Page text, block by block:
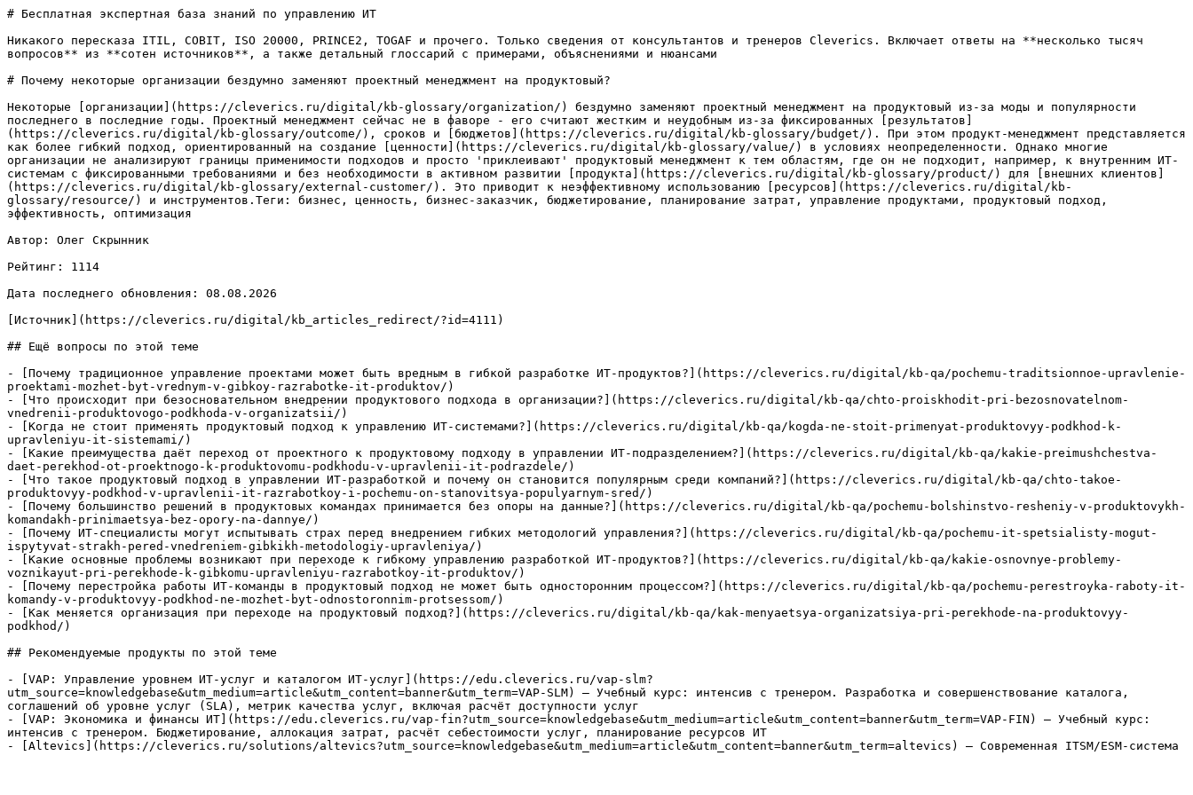
# Бесплатная экспертная база знаний по управлению ИТ
Никакого пересказа ITIL, COBIT, ISO 20000, PRINCE2, TOGAF и прочего. Только сведения от консультантов и тренеров Cleverics. Включает ответы на **несколько тысяч
вопросов** из **сотен источников**, а также детальный глоссарий с примерами, объяснениями и нюансами
# Почему некоторые организации бездумно заменяют проектный менеджмент на продуктовый?
Некоторые [организации](https://cleverics.ru/digital/kb-glossary/organization/) бездумно заменяют проектный менеджмент на продуктовый из-за моды и популярности
последнего в последние годы. Проектный менеджмент сейчас не в фаворе - его считают жестким и неудобным из-за фиксированных [результатов]
(https://cleverics.ru/digital/kb-glossary/outcome/), сроков и [бюджетов](https://cleverics.ru/digital/kb-glossary/budget/). При этом продукт-менеджмент представляется
как более гибкий подход, ориентированный на создание [ценности](https://cleverics.ru/digital/kb-glossary/value/) в условиях неопределенности. Однако многие
организации не анализируют границы применимости подходов и просто 'приклеивают' продуктовый менеджмент к тем областям, где он не подходит, например, к внутренним ИТ-
системам с фиксированными требованиями и без необходимости в активном развитии [продукта](https://cleverics.ru/digital/kb-glossary/product/) для [внешних клиентов]
(https://cleverics.ru/digital/kb-glossary/external-customer/). Это приводит к неэффективному использованию [ресурсов](https://cleverics.ru/digital/kb-
glossary/resource/) и инструментов.Теги: бизнес, ценность, бизнес-заказчик, бюджетирование, планирование затрат, управление продуктами, продуктовый подход,
эффективность, оптимизация
Автор: Олег Скрынник
Рейтинг: 1114
Дата последнего обновления: 08.08.2026
[Источник](https://cleverics.ru/digital/kb_articles_redirect/?id=4111)
## Ещё вопросы по этой теме
- [Почему традиционное управление проектами может быть вредным в гибкой разработке ИТ-продуктов?](https://cleverics.ru/digital/kb-qa/pochemu-traditsionnoe-upravlenie-
proektami-mozhet-byt-vrednym-v-gibkoy-razrabotke-it-produktov/)
- [Что происходит при безосновательном внедрении продуктового подхода в организации?](https://cleverics.ru/digital/kb-qa/chto-proiskhodit-pri-bezosnovatelnom-
vnedrenii-produktovogo-podkhoda-v-organizatsii/)
- [Когда не стоит применять продуктовый подход к управлению ИТ-системами?](https://cleverics.ru/digital/kb-qa/kogda-ne-stoit-primenyat-produktovyy-podkhod-k-
upravleniyu-it-sistemami/)
- [Какие преимущества даёт переход от проектного к продуктовому подходу в управлении ИТ-подразделением?](https://cleverics.ru/digital/kb-qa/kakie-preimushchestva-
daet-perekhod-ot-proektnogo-k-produktovomu-podkhodu-v-upravlenii-it-podrazdele/)
- [Что такое продуктовый подход в управлении ИТ-разработкой и почему он становится популярным среди компаний?](https://cleverics.ru/digital/kb-qa/chto-takoe-
produktovyy-podkhod-v-upravlenii-it-razrabotkoy-i-pochemu-on-stanovitsya-populyarnym-sred/)
- [Почему большинство решений в продуктовых командах принимается без опоры на данные?](https://cleverics.ru/digital/kb-qa/pochemu-bolshinstvo-resheniy-v-produktovykh-
komandakh-prinimaetsya-bez-opory-na-dannye/)
- [Почему ИТ-специалисты могут испытывать страх перед внедрением гибких методологий управления?](https://cleverics.ru/digital/kb-qa/pochemu-it-spetsialisty-mogut-
ispytyvat-strakh-pered-vnedreniem-gibkikh-metodologiy-upravleniya/)
- [Какие основные проблемы возникают при переходе к гибкому управлению разработкой ИТ-продуктов?](https://cleverics.ru/digital/kb-qa/kakie-osnovnye-problemy-
voznikayut-pri-perekhode-k-gibkomu-upravleniyu-razrabotkoy-it-produktov/)
- [Почему перестройка работы ИТ-команды в продуктовый подход не может быть односторонним процессом?](https://cleverics.ru/digital/kb-qa/pochemu-perestroyka-raboty-it-
komandy-v-produktovyy-podkhod-ne-mozhet-byt-odnostoronnim-protsessom/)
- [Как меняется организация при переходе на продуктовый подход?](https://cleverics.ru/digital/kb-qa/kak-menyaetsya-organizatsiya-pri-perekhode-na-produktovyy-
podkhod/)
## Рекомендуемые продукты по этой теме
- [VAP: Управление уровнем ИТ-услуг и каталогом ИТ-услуг](https://edu.cleverics.ru/vap-slm?
utm_source=knowledgebase&utm_medium=article&utm_content=banner&utm_term=VAP-SLM) — Учебный курс: интенсив с тренером. Разработка и совершенствование каталога,
соглашений об уровне услуг (SLA), метрик качества услуг, включая расчёт доступности услуг
- [VAP: Экономика и финансы ИТ](https://edu.cleverics.ru/vap-fin?utm_source=knowledgebase&utm_medium=article&utm_content=banner&utm_term=VAP-FIN) — Учебный курс:
интенсив с тренером. Бюджетирование, аллокация затрат, расчёт себестоимости услуг, планирование ресурсов ИТ
- [Altevics](https://cleverics.ru/solutions/altevics?utm_source=knowledgebase&utm_medium=article&utm_content=banner&utm_term=altevics) — Современная ITSM/ESM-система